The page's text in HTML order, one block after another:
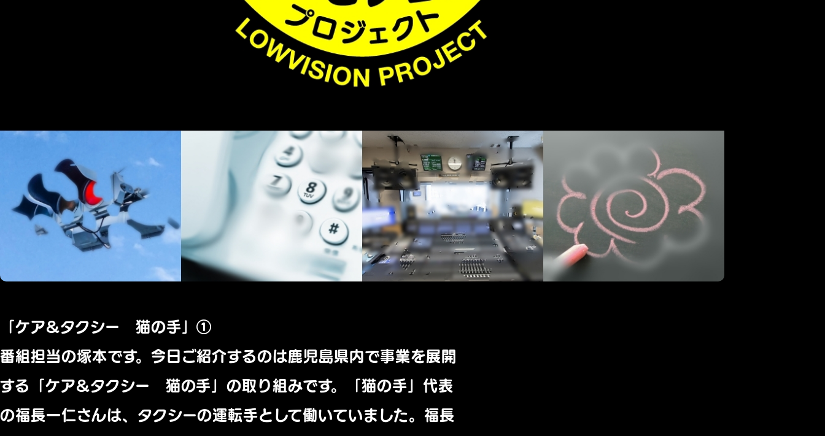
「ケア&タクシー 猫の手」①
番組担当の塚本です。今日ご紹介するのは鹿児島県内で事業を展開
する「ケア&タクシー 猫の手」の取り組みです。「猫の手」代表
の福長一仁さんは、タクシーの運転手として働いていました。福長